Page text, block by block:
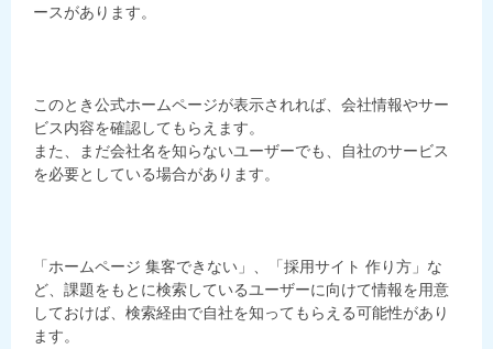
ースがあります。
このとき公式ホームページが表示されれば、会社情報やサー
ビス内容を確認してもらえます。
また、まだ会社名を知らないユーザーでも、自社のサービス
を必要としている場合があります。
「ホームページ 集客できない」、「採用サイト 作り方」な
ど、課題をもとに検索しているユーザーに向けて情報を用意
しておけば、検索経由で自社を知ってもらえる可能性があり
ます。